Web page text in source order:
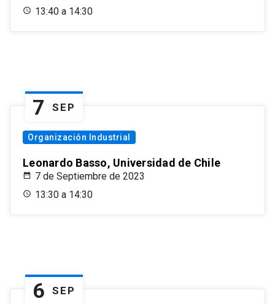
13:40 a 14:30
7 SEP
Organización Industrial
Leonardo Basso, Universidad de Chile
7 de Septiembre de 2023
13:30 a 14:30
6 SEP